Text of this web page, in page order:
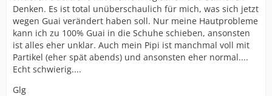
Denken. Es ist total unüberschaulich für mich, was sich jetzt
wegen Guai verändert haben soll. Nur meine Hautprobleme
kann ich zu 100% Guai in die Schuhe schieben, ansonsten
ist alles eher unklar. Auch mein Pipi ist manchmal voll mit
Partikel (eher spät abends) und ansonsten eher normal....
Echt schwierig....
Glg